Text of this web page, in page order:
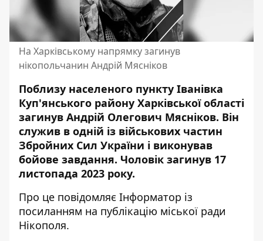
На Харківському напрямку загинув
нікопольчанин Андрій Мясніков
Поблизу населеного пункту Іванівка
Куп'янського району Харківської області
загинув Андрій Олегович Мясніков. Він
служив в одній із військових частин
Збройних Сил України і виконував
бойове завдання. Чоловік загинув 17
листопада 2023 року.
Про це повідомляє Інформатор із
посиланням на публікацію міської ради
Нікополя.